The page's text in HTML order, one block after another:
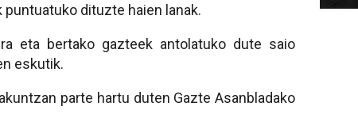
puntuatuko dituzte haien lanak.
eta bertako gazteek antolatuko dute saio
eskutik.
parte hartu duten Gazte Asanbladako